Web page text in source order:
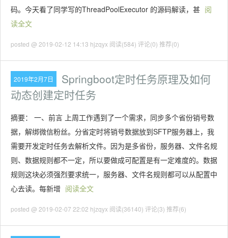
码。今天看了同学写的ThreadPoolExecutor 的源码解读，甚 阅
读全文
posted @ 2019-02-12 14:13 hjzqyx 阅读(584) 评论(0) 推荐(0)
2019年2月7日
Springboot定时任务原理及如何
动态创建定时任务
摘要： 一、前言 上周工作遇到了一个需求，同步多个省份销号数
据，解绑微信粉丝。分省定时将销号数据放到SFTP服务器上，我
需要开发定时任务去解析文件。因为是多省份，服务器、文件名规
则、数据规则都不一定，所以要做成可配置是有一定难度的。数据
规则这块必须强烈要求统一，服务器、文件名规则都可以从配置中
心去读。每新增 阅读全文
posted @ 2019-02-07 22:02 hjzqyx 阅读(36140) 评论(3) 推荐(6)